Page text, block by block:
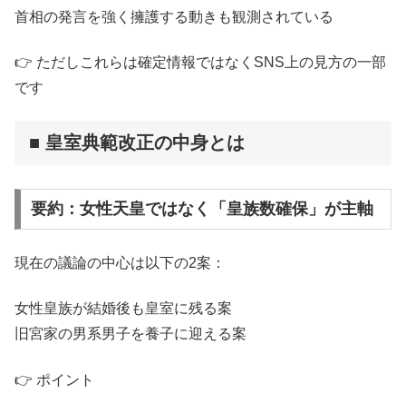
首相の発言を強く擁護する動きも観測されている
👉 ただしこれらは確定情報ではなくSNS上の見方の一部
です
■ 皇室典範改正の中身とは
要約：女性天皇ではなく「皇族数確保」が主軸
現在の議論の中心は以下の2案：
女性皇族が結婚後も皇室に残る案
旧宮家の男系男子を養子に迎える案
👉 ポイント